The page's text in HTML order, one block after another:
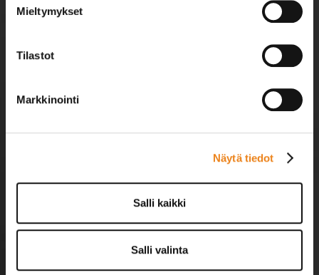
Mieltymykset
Tilastot
Markkinointi
Näytä tiedot
Salli kaikki
Salli valinta
Siro soveltuu
kohteeseen kuin
kohteeseen